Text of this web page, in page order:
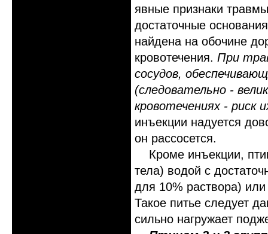
явные признаки
достаточные
найдена на обочине
кровотечения. При
сосудов,
(следовательно -
кровотечениях - риск
инъекции надуется
он рассосется.
Кроме инъекции,
тела) водой с
для 10% раствора)
Такое питье следует
сильно нагружает